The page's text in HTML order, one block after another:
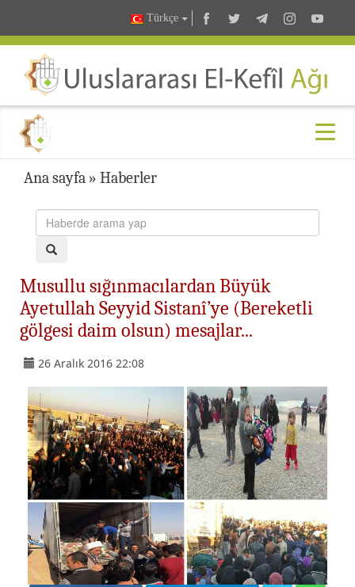
Türkçe
Ana sayfa » Haberler
Musullu sığınmacılardan Büyük
Ayetullah Seyyid Sistanî’ye (Bereketli
gölgesi daim olsun) mesajlar...
26 Aralık 2016 22:08